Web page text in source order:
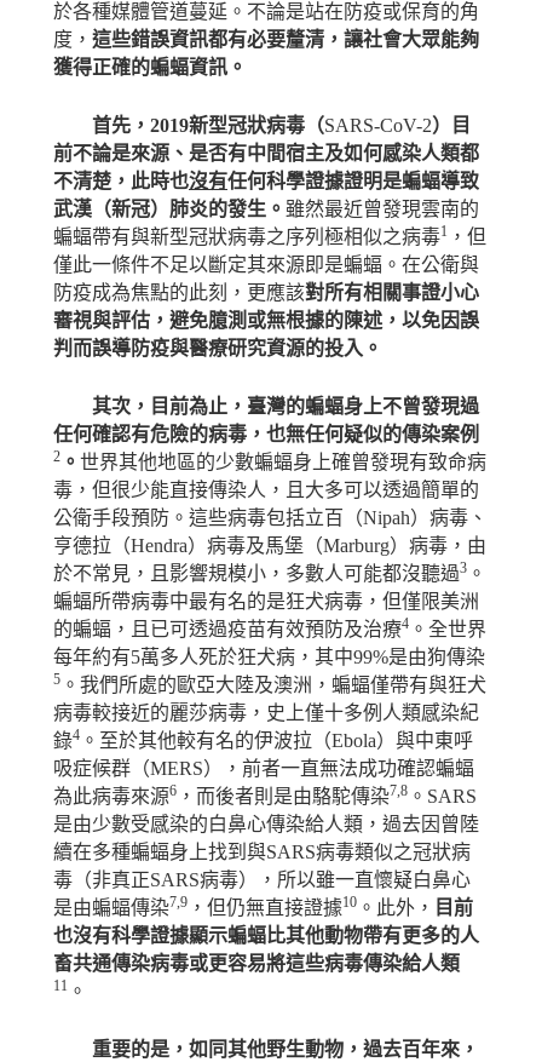
於各種媒體管道蔓延。不論是站在防疫或保育的角
度， 這些錯誤資訊都有必要釐清，讓社會大眾能夠
獲得正確的蝙蝠資訊。
首先， 2019新型冠狀病毒（SARS-CoV-2）目
前不論是來源、是否有中間宿主及如何感染人類都
不清楚，此時也沒有任何科學證據證明是蝙蝠導致
武漢（新冠）肺炎的發生。 雖然最近曾發現雲南的
蝙蝠帶有與新型冠狀病毒之序列極相似之病毒1 ，但
僅此一條件不足以斷定其來源即是蝙蝠。在公衛與
防疫成為焦點的此刻，更應該對所有相關事證小心
審視與評估，避免臆測或無根據的陳述，以免因誤
判而誤導防疫與醫療研究資源的投入。
其次，目前為止，臺灣的蝙蝠身上不曾發現過
任何確認有危險的病毒，也無任何疑似的傳染案例
2 。 世界其他地區的少數蝙蝠身上確曾發現有致命病
毒，但很少能直接傳染人，且大多可以透過簡單的
公衛手段預防。這些病毒包括立百（Nipah）病毒、
亨德拉（Hendra）病毒及馬堡（Marburg）病毒，由
於不常見，且影響規模小，多數人可能都沒聽過3 。
蝙蝠所帶病毒中最有名的是狂犬病毒，但僅限美洲
的蝙蝠，且已可透過疫苗有效預防及治療4 。全世界
每年約有5萬多人死於狂犬病，其中99%是由狗傳染
5 。我們所處的歐亞大陸及澳洲，蝙蝠僅帶有與狂犬
病毒較接近的麗莎病毒，史上僅十多例人類感染紀
錄4 。至於其他較有名的伊波拉（Ebola）與中東呼
吸症候群（MERS），前者一直無法成功確認蝙蝠
為此病毒來源6 ，而後者則是由駱駝傳染7,8 。 SARS
是由少數受感染的白鼻心傳染給人類，過去因曾陸
續在多種蝙蝠身上找到與SARS病毒類似之冠狀病
毒（非真正SARS病毒），所以雖一直懷疑白鼻心
是由蝙蝠傳染7,9 ，但仍無直接證據10 。此外， 目前
也沒有科學證據顯示蝙蝠比其他動物帶有更多的人
畜共通傳染病毒或更容易將這些病毒傳染給人類
11 。
重要的是，如同其他野生動物，過去百年來，